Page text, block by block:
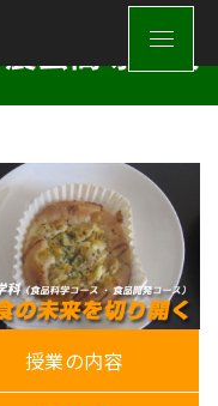
授業の内容